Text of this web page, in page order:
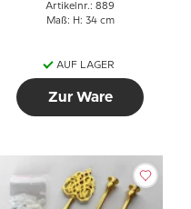
Artikelnr.: 889
Maß: H: 34 cm
AUF LAGER
Zur Ware